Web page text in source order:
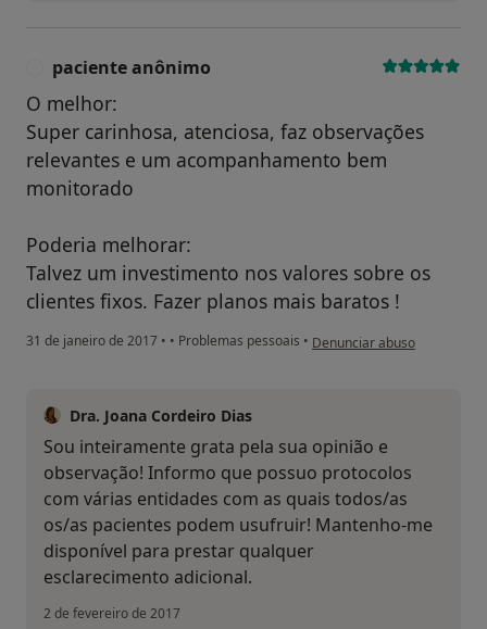
paciente anônimo
O melhor:
Super carinhosa, atenciosa, faz observações
relevantes e um acompanhamento bem
monitorado
Poderia melhorar:
Talvez um investimento nos valores sobre os
clientes fixos. Fazer planos mais baratos !
31 de janeiro de 2017 • • Problemas pessoais • na opinião do utilizador
Denunciar abuso
Dra. Joana Cordeiro Dias
Sou inteiramente grata pela sua opinião e
observação! Informo que possuo protocolos
com várias entidades com as quais todos/as
os/as pacientes podem usufruir! Mantenho-me
disponível para prestar qualquer
esclarecimento adicional.
2 de fevereiro de 2017